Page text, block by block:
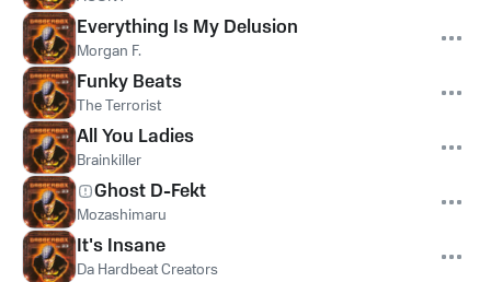
Everything Is My Delusion
Morgan F.
Funky Beats
The Terrorist
All You Ladies
Brainkiller
Ghost D-Fekt
Mozashimaru
It's Insane
Da Hardbeat Creators